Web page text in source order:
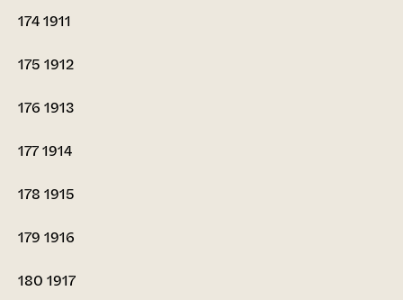
1741911
175 1912
176 1913
1771914
178 1915
179 1916
180 1917